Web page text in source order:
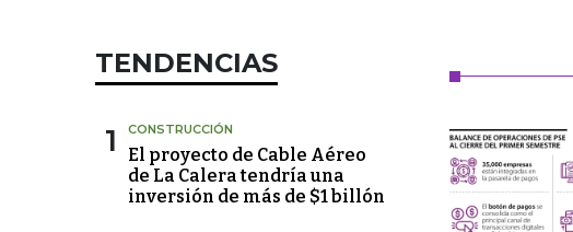
TENDENCIAS
1 CONSTRUCCIÓN
El proyecto de Cable Aéreo
de La Calera tendría una
inversión de más de $1 billón